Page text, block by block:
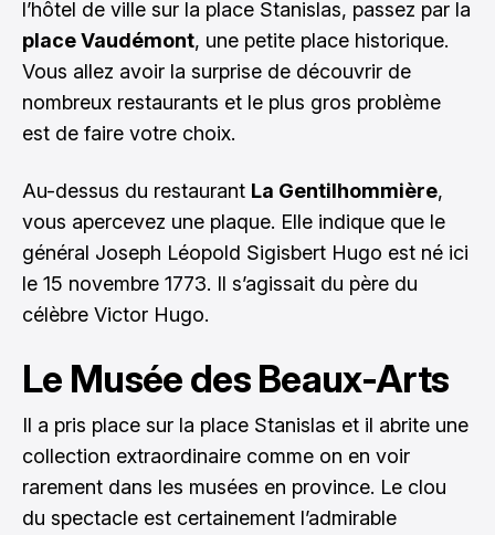
l’hôtel de ville sur la place Stanislas, passez par la
place Vaudémont, une petite place historique.
Vous allez avoir la surprise de découvrir de
nombreux restaurants et le plus gros problème
est de faire votre choix.
Au-dessus du restaurant La Gentilhommière,
vous apercevez une plaque. Elle indique que le
général Joseph Léopold Sigisbert Hugo est né ici
le 15 novembre 1773. Il s’agissait du père du
célèbre Victor Hugo.
Le Musée des Beaux-Arts
Il a pris place sur la place Stanislas et il abrite une
collection extraordinaire comme on en voir
rarement dans les musées en province. Le clou
du spectacle est certainement l’admirable